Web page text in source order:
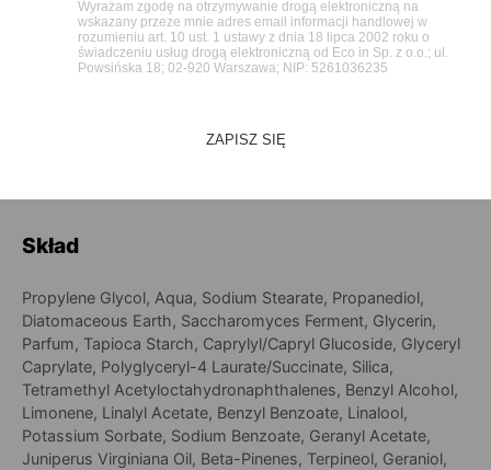
Sposób użycia
móc posmarować nim skórę pod pachami. Następnie
Skład
Propylene Glycol, Aqua, Sodium Stearate, Propanediol,
Diatomaceous Earth, Saccharomyces Ferment, Glycerin,
Parfum, Tapioca Starch, Caprylyl/Capryl Glucoside, Glyceryl
Caprylate, Polyglyceryl-4 Laurate/Succinate, Silica,
Tetramethyl Acetyloctahydronaphthalenes, Benzyl Alcohol,
Limonene, Linalyl Acetate, Benzyl Benzoate, Linalool,
Potassium Sorbate, Sodium Benzoate, Geranyl Acetate,
Juniperus Virginiana Oil, Beta-Pinenes, Terpineol, Geraniol,